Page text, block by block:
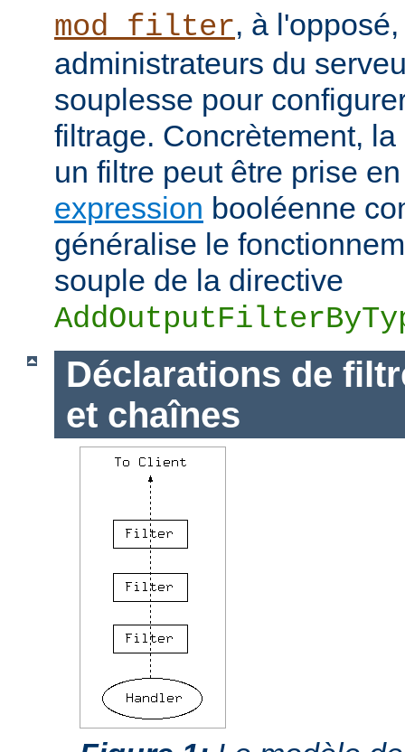
mod_filter, à
administrateurs du
souplesse pour
filtrage. Concrètement,
un filtre peut être prise
expression booléenne
généralise le
souple de la directive
Déclarations de
et chaînes